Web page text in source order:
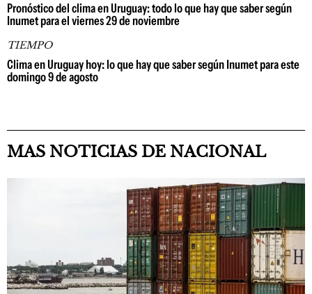
Pronóstico del clima en Uruguay: todo lo que hay que saber según
Inumet para el viernes 29 de noviembre
TIEMPO
Clima en Uruguay hoy: lo que hay que saber según Inumet para este
domingo 9 de agosto
MAS NOTICIAS DE NACIONAL